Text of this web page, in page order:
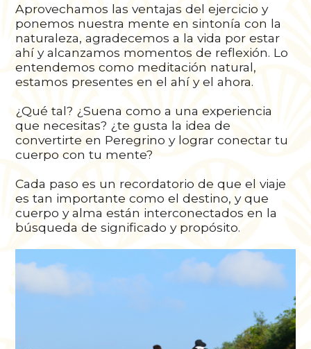
Aprovechamos las ventajas del ejercicio y
ponemos nuestra mente en sintonía con la
naturaleza, agradecemos a la vida por estar
ahí y alcanzamos momentos de reflexión. Lo
entendemos como meditación natural,
estamos presentes en el ahí y el ahora.
¿Qué tal? ¿Suena como a una experiencia
que necesitas? ¿te gusta la idea de
convertirte en Peregrino y lograr conectar tu
cuerpo con tu mente?
Cada paso es un recordatorio de que el viaje
es tan importante como el destino, y que
cuerpo y alma están interconectados en la
búsqueda de significado y propósito.